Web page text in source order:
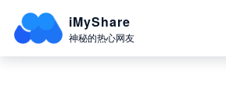
iMyShare
神秘的热心网友